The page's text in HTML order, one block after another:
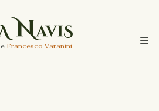
e Francesco Varanini